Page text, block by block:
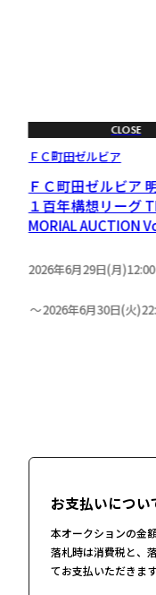
CLOSE
ＦＣ町田ゼルビア
ＦＣ町田ゼルビア
１百年構想リーグ
MORIAL AUCTION
2026年6月29日(月)12:00
2026年6月30日(火
お支払いについ
本オークションの金
落札時は消費税と、
てお支払いただきます